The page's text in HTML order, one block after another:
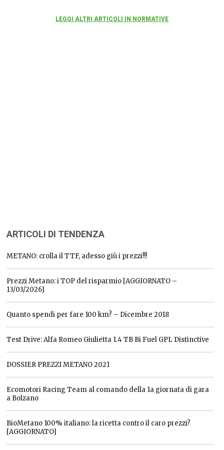
LEGGI ALTRI ARTICOLI IN NORMATIVE
ARTICOLI DI TENDENZA
METANO: crolla il TTF, adesso giù i prezzi!!!
Prezzi Metano: i TOP del risparmio [AGGIORNATO –
13/03/2026]
Quanto spendi per fare 100 km? – Dicembre 2018
Test Drive: Alfa Romeo Giulietta 1.4 TB Bi Fuel GPL Distinctive
DOSSIER PREZZI METANO 2021
Ecomotori Racing Team al comando della 1a giornata di gara
a Bolzano
BioMetano 100% italiano: la ricetta contro il caro prezzi?
[AGGIORNATO]